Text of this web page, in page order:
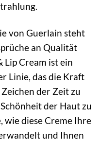
von Guerlain steht
an Qualität
Lip Cream ist ein
Linie, das die Kraft
der Zeit zu
der Haut zu
wie diese Creme Ihre
und Ihnen